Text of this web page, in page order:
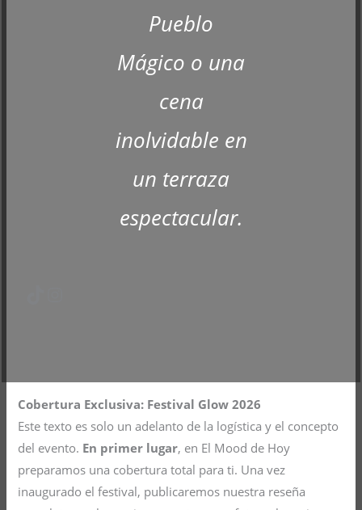
Pueblo
Mágico o una
cena
inolvidable en
un terraza
espectacular.
Cobertura Exclusiva: Festival Glow 2026
Este texto es solo un adelanto de la logística y el concepto
del evento. En primer lugar, en El Mood de Hoy
preparamos una cobertura total para ti. Una vez
inaugurado el festival, publicaremos nuestra reseña